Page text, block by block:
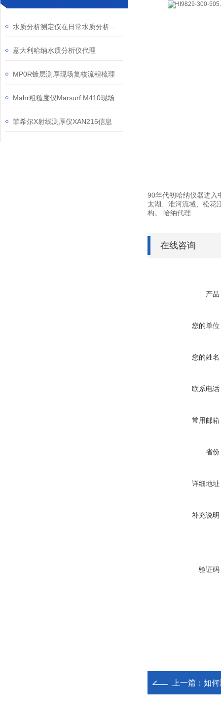
意大利哈纳水质分析仪代理
MP0R镀层测厚现场复核流程梳理
菲希尔X射线测厚仪XAN215信息
90年代初哈纳仪器进入
太湖、淮河流域、松花
构。 哈纳代理
在线咨询
产品
您的单位
您的姓名
联系电话
常用邮箱
省份
详细地址
补充说明
验证码
上一篇： 如